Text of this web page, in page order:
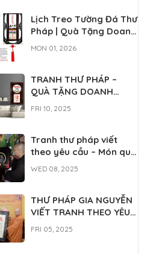
Lịch Treo Tường Đá Thư
Pháp | Quà Tặng Doanh
Nghiệp Cao Cấp
MON 01, 2026
TRANH THƯ PHÁP –
QUÀ TẶNG DOANH
NGHIỆP, ĐỐI TÁC
FRI 10, 2025
Tranh thư pháp viết
theo yêu cầu – Món quà
mang đậm tinh hoa văn
hóa Việt
WED 08, 2025
THƯ PHÁP GIA NGUYỄN
VIẾT TRANH THEO YÊU
CẦU
FRI 05, 2025